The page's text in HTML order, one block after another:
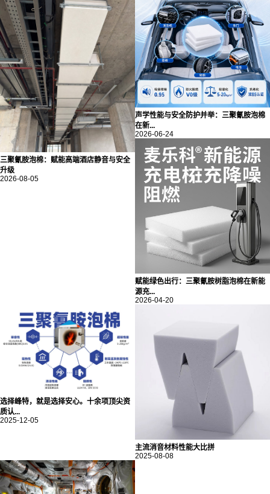
三聚氰胺泡棉：赋能高端酒店静音与安全
升级
2026-08-05
声学性能与安全防护并举：三聚氰胺泡棉
在新...
2026-06-24
赋能绿色出行：三聚氰胺树脂泡棉在新能
源充...
2026-04-20
选择峰特，就是选择安心。十余项顶尖资
质认...
2025-12-05
主流消音材料性能大比拼
2025-08-08